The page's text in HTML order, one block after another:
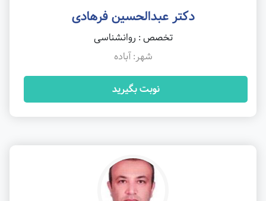
دکتر عبدالحسین فرهادی
تخصص : روانشناسی
شهر: آباده
نوبت بگیرید